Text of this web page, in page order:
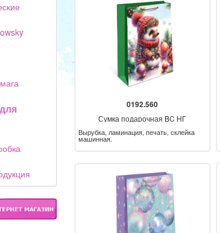
0192.560
Сумка подарочная BC НГ
Вырубка, ламинация, печать, склейка
машинная.